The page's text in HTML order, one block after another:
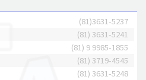
(81)3631-5237
(81) 3631-5241
(81) 9 9985-1855
(81) 3719-4545
(81) 3631-5248